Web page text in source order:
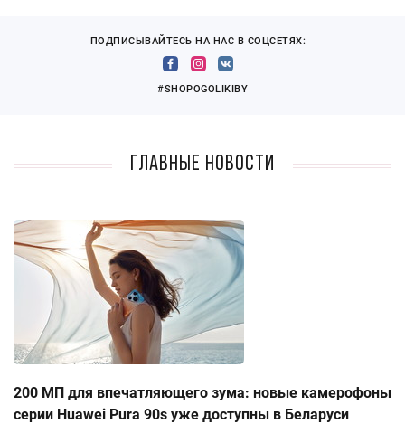
ПОДПИСЫВАЙТЕСЬ НА НАС В СОЦСЕТЯХ:
#SHOPOGOLIKIBY
Главные новости
200 МП для впечатляющего зума: новые камерофоны
серии Huawei Pura 90s уже доступны в Беларуси